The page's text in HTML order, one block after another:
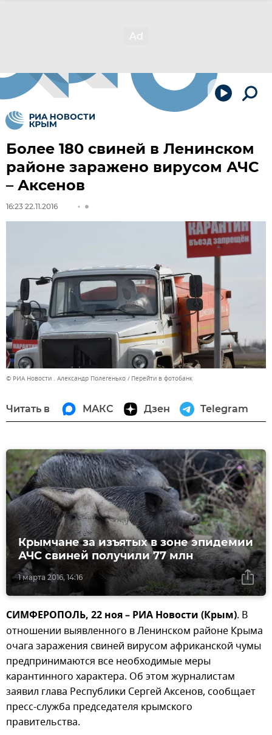
Более 180 свиней в Ленинском
районе заражено вирусом АЧС
– Аксенов
16:23 22.11.2016
© РИА Новости . Александр Полегенько Перейти в фотобанк
Читать в МАКС Дзен Telegram
1 марта 2016, 14:16
Крымчане за изъятых в зоне эпидемии
АЧС свиней получили 77 млн
СИМФЕРОПОЛЬ, 22 ноя – РИА Новости (Крым). В
отношении выявленного в Ленинском районе Крыма
очага заражения свиней вирусом африканской чумы
предпринимаются все необходимые меры
карантинного характера. Об этом журналистам
заявил глава Республики Сергей Аксенов, сообщает
пресс-служба председателя крымского
правительства.